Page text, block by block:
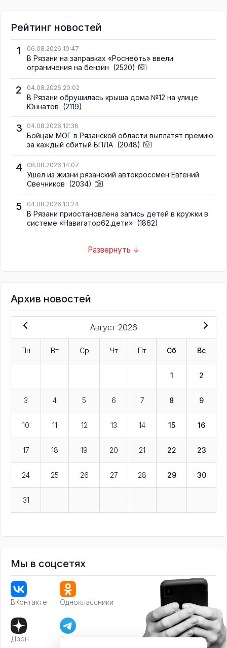
Рейтинг новостей
1
06.08.2026 10:47
В Рязани на заправках «Роснефть» ввели
ограничения на бензин (2520)
2 04.08.2026 20:02
В Рязани обрушилась крыша дома №12 на улице
Юннатов (2119)
3 04.08.2026 12:36
Бойцам МОГ в Рязанской области выплатят премию
за каждый сбитый БПЛА (2048)
4 08.08.2026 14:07
Ушёл из жизни рязанский автокроссмен Евгений
Свечников (2034)
5 04.08.2026 13:24
В Рязани приостановлена запись детей в кружки в
системе «Навигатор62.дети» (1862)
Развернуть ↓
Архив новостей
Август 2026
Пн Вт Ср Чт Пт Сб Вс
1 2
3 4 5 6 7 8 9
10 11 12 13 14 15 16
17 18 19 20 21 22 23
24 25 26 27 28 29 30
31
Мы в соцсетях
ВКонтакте Одноклассники
Дзен Телеграм